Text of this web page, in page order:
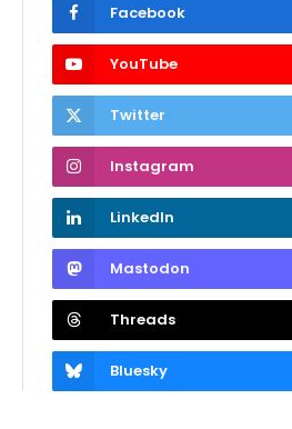
Facebook
YouTube
Twitter
Instagram
LinkedIn
Mastodon
Threads
Bluesky